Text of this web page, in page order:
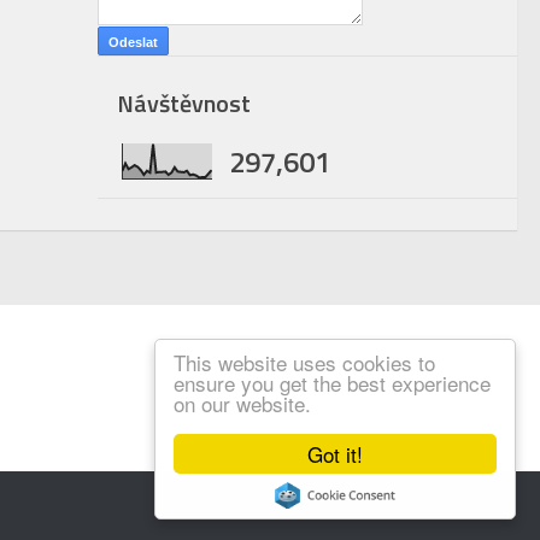
Got it!
This website uses cookies to
ensure you get the best experience
on our website.
Návštěvnost
297,601